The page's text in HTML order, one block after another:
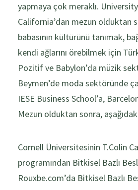
yapmaya çok meraklı.
California’dan mezun olduktan
babasının kültürünü tanımak,
kendi ağlarını örebilmek için
Pozitif ve Babylon’da müzik
Beymen’de moda sektöründe
IESE Business School’a,
Mezun olduktan sonra,
Cornell Üniversitesinin T.Colin
programından Bitkisel Bazlı
Rouxbe.com’da Bitkisel Bazlı